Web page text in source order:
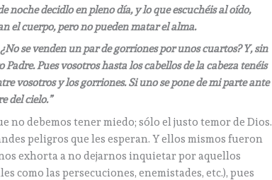
noche decidlo en pleno día, y lo que escuchéis al oído,
el cuerpo, pero no pueden matar el alma.
se venden un par de gorriones por unos cuartos? Y, sin
Pues vosotros hasta los cabellos de la cabeza tenéis
vosotros y los gorriones. Si uno se pone de mi parte ante
del cielo.”
no debemos tener miedo; sólo el justo temor de Dios.
peligros que les esperan. Y ellos mismos fueron
exhorta a no dejarnos inquietar por aquellos
como las persecuciones, enemistades, etc.), pues